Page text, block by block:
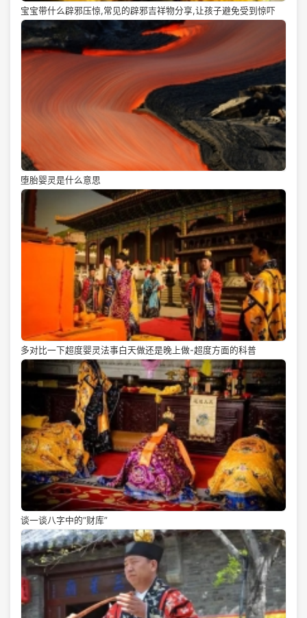
宝宝带什么辟邪压惊,常见的辟邪吉祥物分享,让孩子避免受到惊吓
堕胎婴灵是什么意思
多对比一下超度婴灵法事白天做还是晚上做-超度方面的科普
谈一谈八字中的“财库”